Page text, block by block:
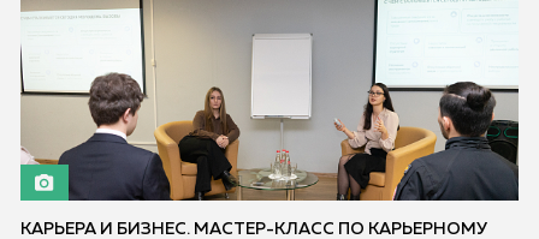
КАРЬЕРА И БИЗНЕС. МАСТЕР-КЛАСС ПО КАРЬЕРНОМУ